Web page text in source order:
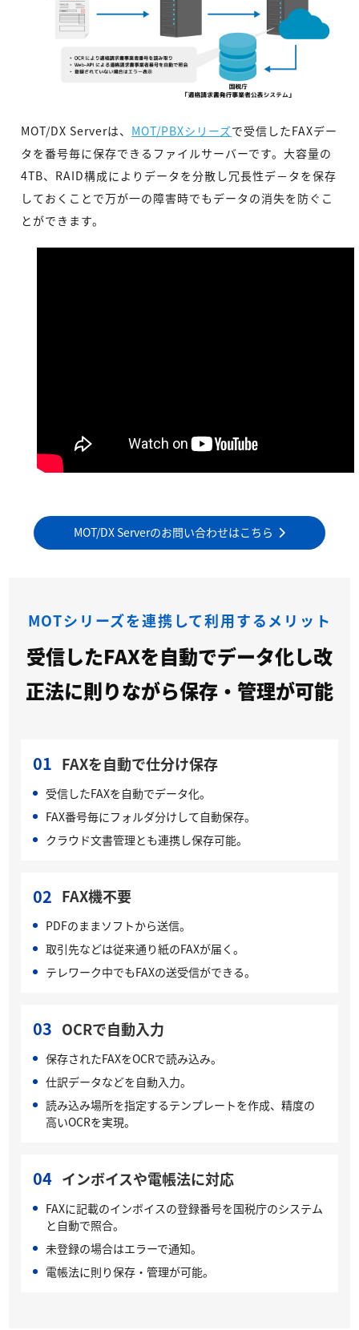
MOT/DX Serverは、 MOT/PBXシリーズで受信したFAXデー
タを番号毎に保存できるファイルサーバーです。大容量の
4TB、RAID構成によりデータを分散し冗長性デ－タを保存
しておくことで万が一の障害時でもデータの消失を防ぐこ
とができます。
MOT/DX Serverのお問い合わせはこちら
MOTシリーズを連携して利用するメリット
受信したFAXを自動でデータ化し改
正法に則りながら保存・管理が可能
01 FAXを自動で仕分け保存
受信したFAXを自動でデータ化。
FAX番号毎にフォルダ分けして自動保存。
クラウド文書管理とも連携し保存可能。
02 FAX機不要
PDFのままソフトから送信。
取引先などは従来通り紙のFAXが届く。
テレワーク中でもFAXの送受信ができる。
03 OCRで自動入力
保存されたFAXをOCRで読み込み。
仕訳データなどを自動入力。
読み込み場所を指定するテンプレートを作成、精度の
高いOCRを実現。
04 インボイスや電帳法に対応
FAXに記載のインボイスの登録番号を国税庁のシステム
と自動で照合。
未登録の場合はエラーで通知。
電帳法に則り保存・管理が可能。